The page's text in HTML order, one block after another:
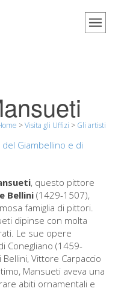
visitatori
>Visita gli Uffizi > Gli artisti
del Giambellino e di
, questo pittore
Bellini (1429-1507),
famiglia di pittori.
dipinse con molta
Le sue opere
Conegliano (1459-
Vittore Carpaccio
Mansueti aveva una
abiti ornamentali e